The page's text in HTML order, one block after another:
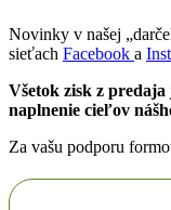
Novinky v našej
sieťach Facebook a
Všetok zisk z
naplnenie cieľov
Za vašu podporu